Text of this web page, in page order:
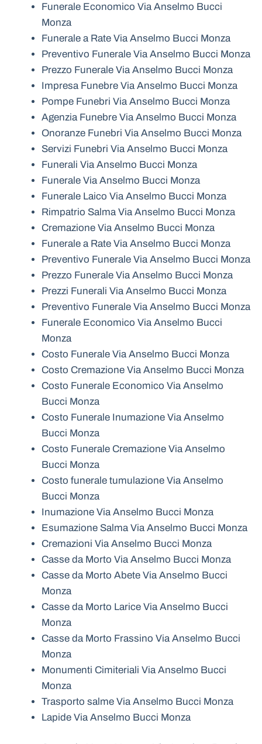
Funerale Economico Via Anselmo Bucci
Monza
Funerale a Rate Via Anselmo Bucci Monza
Preventivo Funerale Via Anselmo Bucci Monza
Prezzo Funerale Via Anselmo Bucci Monza
Impresa Funebre Via Anselmo Bucci Monza
Pompe Funebri Via Anselmo Bucci Monza
Agenzia Funebre Via Anselmo Bucci Monza
Onoranze Funebri Via Anselmo Bucci Monza
Servizi Funebri Via Anselmo Bucci Monza
Funerali Via Anselmo Bucci Monza
Funerale Via Anselmo Bucci Monza
Funerale Laico Via Anselmo Bucci Monza
Rimpatrio Salma Via Anselmo Bucci Monza
Cremazione Via Anselmo Bucci Monza
Funerale a Rate Via Anselmo Bucci Monza
Preventivo Funerale Via Anselmo Bucci Monza
Prezzo Funerale Via Anselmo Bucci Monza
Prezzi Funerali Via Anselmo Bucci Monza
Preventivo Funerale Via Anselmo Bucci Monza
Funerale Economico Via Anselmo Bucci
Monza
Costo Funerale Via Anselmo Bucci Monza
Costo Cremazione Via Anselmo Bucci Monza
Costo Funerale Economico Via Anselmo
Bucci Monza
Costo Funerale Inumazione Via Anselmo
Bucci Monza
Costo Funerale Cremazione Via Anselmo
Bucci Monza
Costo funerale tumulazione Via Anselmo
Bucci Monza
Inumazione Via Anselmo Bucci Monza
Esumazione Salma Via Anselmo Bucci Monza
Cremazioni Via Anselmo Bucci Monza
Casse da Morto Via Anselmo Bucci Monza
Casse da Morto Abete Via Anselmo Bucci
Monza
Casse da Morto Larice Via Anselmo Bucci
Monza
Casse da Morto Frassino Via Anselmo Bucci
Monza
Monumenti Cimiteriali Via Anselmo Bucci
Monza
Trasporto salme Via Anselmo Bucci Monza
Lapide Via Anselmo Bucci Monza